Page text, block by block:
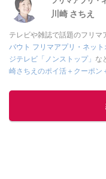
川崎 さちえ
テレビや雑誌で話題のフリマ
バウト フリマアプリ・ネッ
ジテレビ「ノンストップ」 な
崎さちえのポイ活＋クーポン
的に稼ぐ！』（翔泳社刊）
■経歴：2003年、夫が子育て